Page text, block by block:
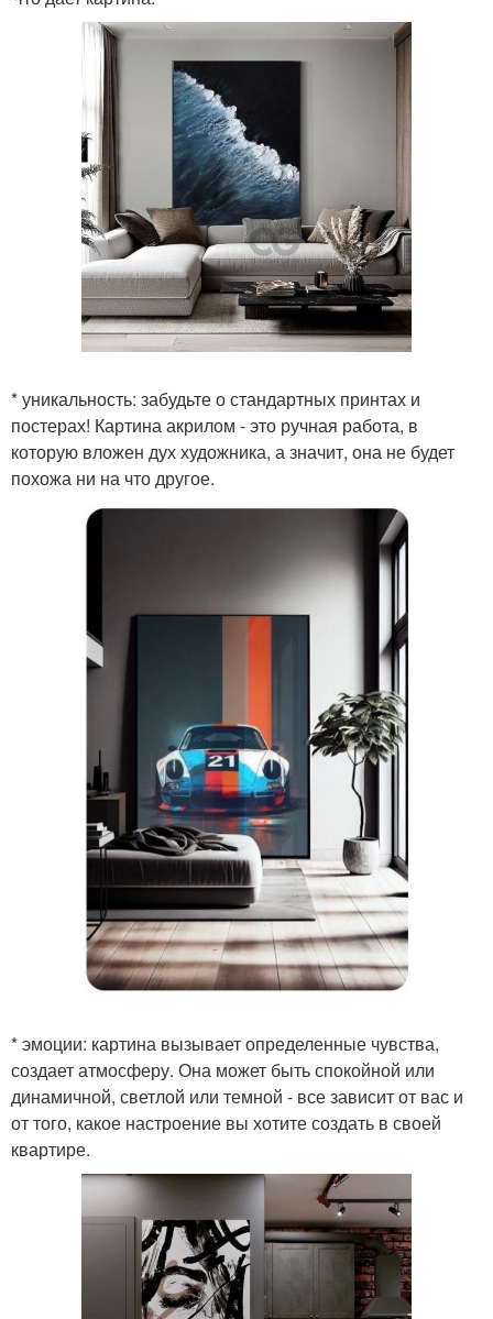
* уникальность: забудьте о стандартных принтах и
постерах! Картина акрилом - это ручная работа, в
которую вложен дух художника, а значит, она не будет
похожа ни на что другое.
* эмоции: картина вызывает определенные чувства,
создает атмосферу. Она может быть спокойной или
динамичной, светлой или темной - все зависит от вас и
от того, какое настроение вы хотите создать в своей
квартире.